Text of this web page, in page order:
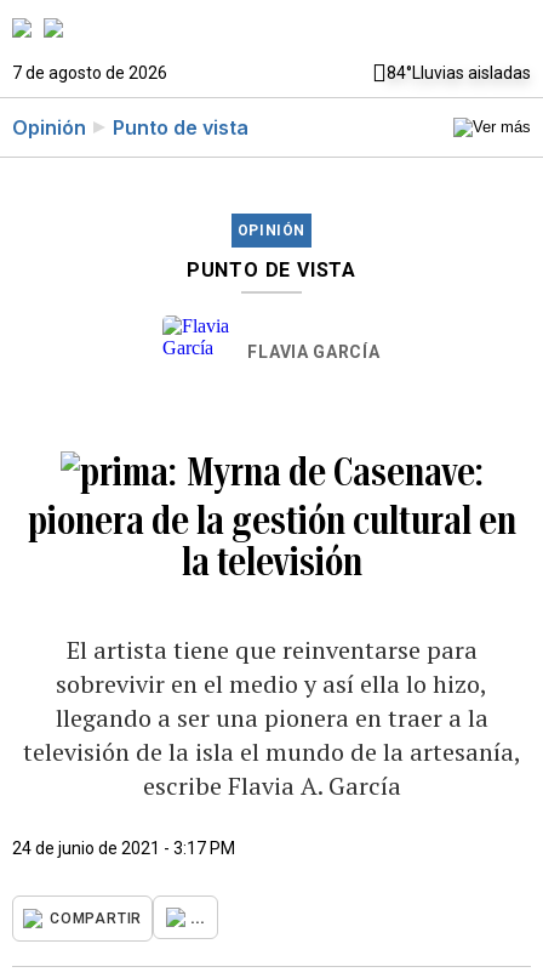
7 de agosto de 2026 84°Lluvias aisladas
Opinión Punto de vista
OPINIÓN
PUNTO DE VISTA
FLAVIA GARCÍA
Myrna de Casenave:
pionera de la gestión cultural en
la televisión
El artista tiene que reinventarse para
sobrevivir en el medio y así ella lo hizo,
llegando a ser una pionera en traer a la
televisión de la isla el mundo de la artesanía,
escribe Flavia A. García
24 de junio de 2021 - 3:17 PM
COMPARTIR ...